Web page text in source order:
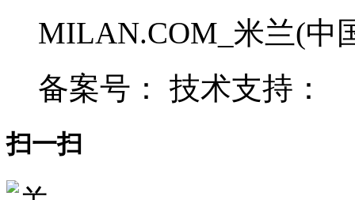
MILAN.COM_米兰(中
备案号： 技术支持：
扫一扫